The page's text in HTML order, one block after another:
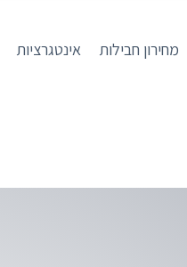
מחירון חבילות אינטגרציות